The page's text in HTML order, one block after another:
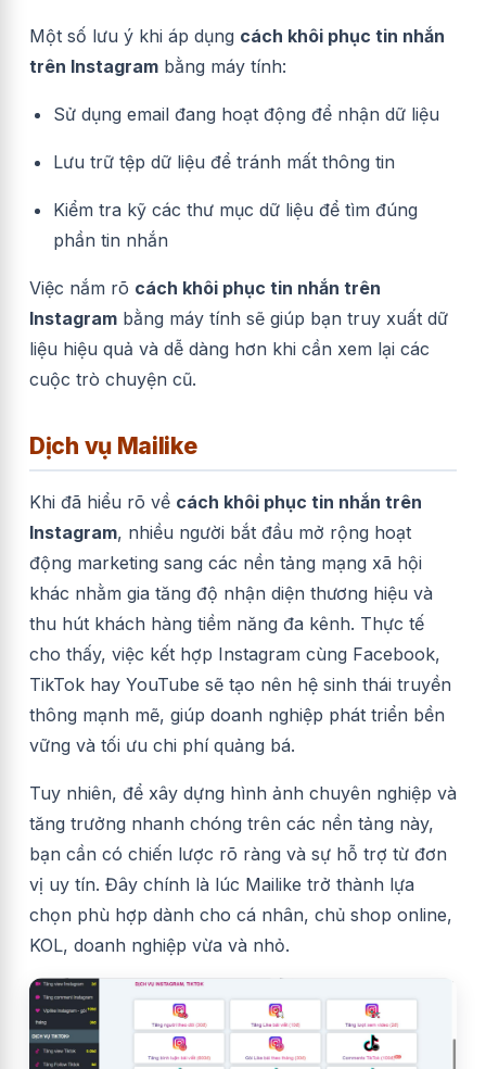
Một số lưu ý khi áp dụng cách khôi phục tin nhắn
trên Instagram bằng máy tính:
Sử dụng email đang hoạt động để nhận dữ liệu
Lưu trữ tệp dữ liệu để tránh mất thông tin
Kiểm tra kỹ các thư mục dữ liệu để tìm đúng
phần tin nhắn
Việc nắm rõ cách khôi phục tin nhắn trên
Instagram bằng máy tính sẽ giúp bạn truy xuất dữ
liệu hiệu quả và dễ dàng hơn khi cần xem lại các
cuộc trò chuyện cũ.
Dịch vụ Mailike
Khi đã hiểu rõ về cách khôi phục tin nhắn trên
Instagram, nhiều người bắt đầu mở rộng hoạt
động marketing sang các nền tảng mạng xã hội
khác nhằm gia tăng độ nhận diện thương hiệu và
thu hút khách hàng tiềm năng đa kênh. Thực tế
cho thấy, việc kết hợp Instagram cùng Facebook,
TikTok hay YouTube sẽ tạo nên hệ sinh thái truyền
thông mạnh mẽ, giúp doanh nghiệp phát triển bền
vững và tối ưu chi phí quảng bá.
Tuy nhiên, để xây dựng hình ảnh chuyên nghiệp và
tăng trưởng nhanh chóng trên các nền tảng này,
bạn cần có chiến lược rõ ràng và sự hỗ trợ từ đơn
vị uy tín. Đây chính là lúc Mailike trở thành lựa
chọn phù hợp dành cho cá nhân, chủ shop online,
KOL, doanh nghiệp vừa và nhỏ.